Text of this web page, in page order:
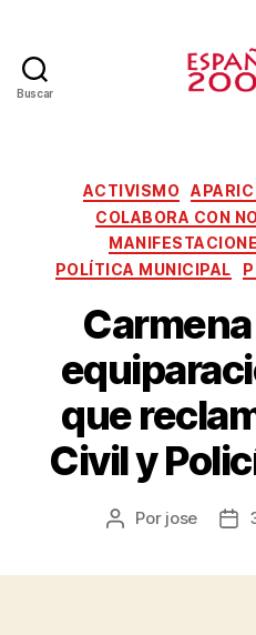
Buscar
ACTIVISMO
COLABORA CON
POLÍTICA MUNICIPAL
que
Civil y
Por jose